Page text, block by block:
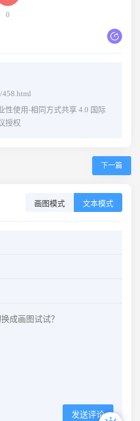
0
性使用-相同方式共享 4.0 国际
授权
下一篇
画图模式 文本模式
发送评论